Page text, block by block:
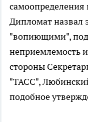
самоопределения
Дипломат назвал
"вопиющими",
неприемлемость и
стороны
"ТАСС",
подобное